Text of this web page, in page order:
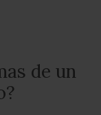
de un